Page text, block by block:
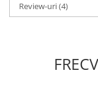
Review-uri(4)